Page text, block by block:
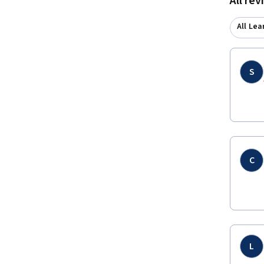
All
S
C
L